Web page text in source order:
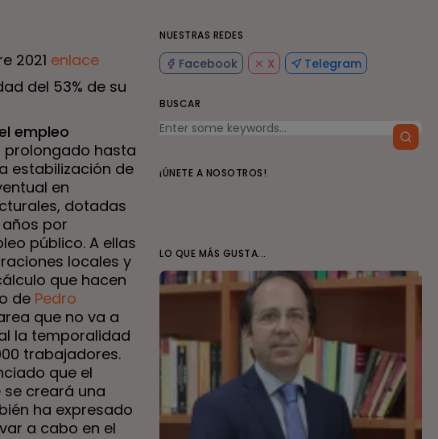
NUESTRAS REDES
Facebook X Telegram
BUSCAR
¡ÚNETE A NOSOTROS!
LO QUE MÁS GUSTA...
2021 enlace
del 53% de su
empleo
prolongado hasta
estabilización de
en
dotadas
por
público. A ellas
locales y
que hacen
de Pedro
que no va a
la temporalidad
trabajadores.
que el
creará una
ha expresado
a cabo en el